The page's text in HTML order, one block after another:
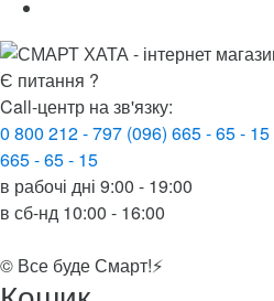
Є питання ?
Call-центр на зв'язку:
0 800 212 - 797 (096) 665 - 65 - 15
665 - 65 - 15
в рабочі дні 9:00 - 19:00
в сб-нд 10:00 - 16:00
© Все буде Смарт!⚡️